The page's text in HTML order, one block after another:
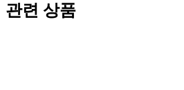
관련 상품